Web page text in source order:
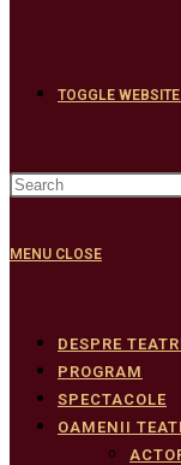
TOGGLE
MENU CLOSE
DESPRE
PROGRAM
SPECTACOLE
OAMENII